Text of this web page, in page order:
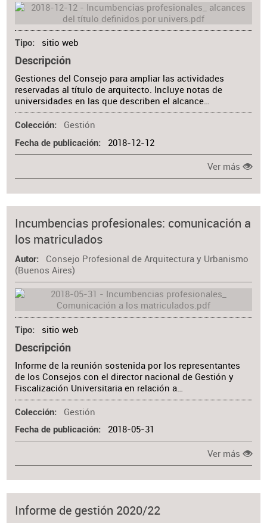
Tipo sitio web
Descripción
Gestiones del Consejo para ampliar las actividades
reservadas al título de arquitecto. Incluye notas de
universidades en las que describen el alcance…
Colección Gestión
Fecha de publicación 2018-12-12
Ver más
Incumbencias profesionales: comunicación a
los matriculados
Autor
Consejo Profesional de Arquitectura y Urbanismo
(Buenos Aires)
Tipo sitio web
Descripción
Informe de la reunión sostenida por los representantes
de los Consejos con el director nacional de Gestión y
Fiscalización Universitaria en relación a…
Colección Gestión
Fecha de publicación 2018-05-31
Ver más
Informe de gestión 2020/22